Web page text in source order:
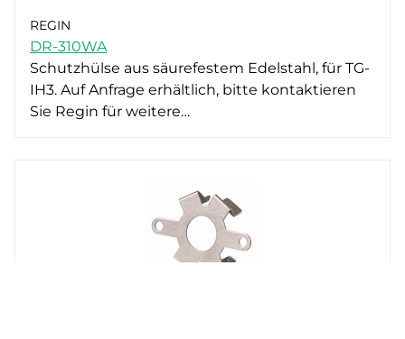
REGIN
DR-310WA
Schutzhülse aus säurefestem Edelstahl, für TG-
IH3. Auf Anfrage erhältlich, bitte kontaktieren
Sie Regin für weitere…